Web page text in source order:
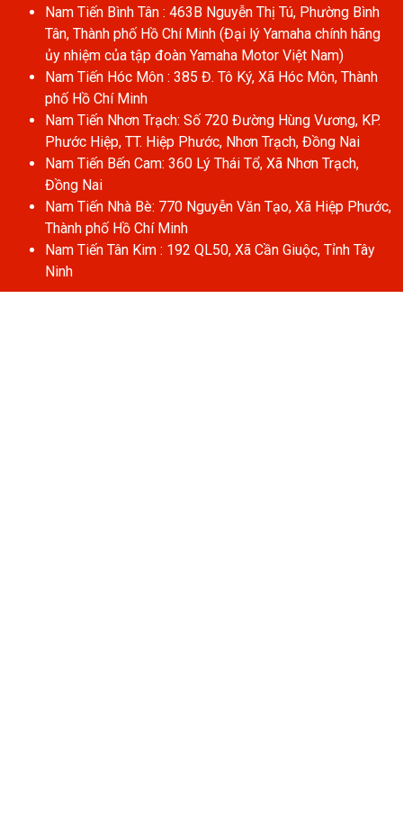
Nam Tiến Bình Tân : 463B Nguyễn Thị Tú, Phường Bình
Tân, Thành phố Hồ Chí Minh (Đại lý Yamaha chính hãng
ủy nhiệm của tập đoàn Yamaha Motor Việt Nam)
Nam Tiến Hóc Môn : 385 Đ. Tô Ký, Xã Hóc Môn, Thành
phố Hồ Chí Minh
Nam Tiến Nhơn Trạch: Số 720 Đường Hùng Vương, KP.
Phước Hiệp, TT. Hiệp Phước, Nhơn Trạch, Đồng Nai
Nam Tiến Bến Cam: 360 Lý Thái Tổ, Xã Nhơn Trạch,
Đồng Nai
Nam Tiến Nhà Bè: 770 Nguyễn Văn Tạo, Xã Hiệp Phước,
Thành phố Hồ Chí Minh
Nam Tiến Tân Kim : 192 QL50, Xã Cần Giuộc, Tỉnh Tây
Ninh